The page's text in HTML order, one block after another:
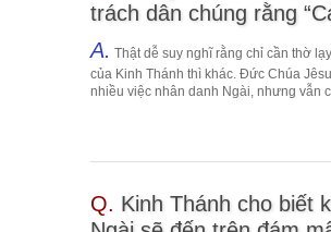
trách dân chúng rằng
A. Thật dễ suy nghĩ rằng chỉ cần thờ
của Kinh Thánh thì khác. Đức Chúa
nhiều việc nhân danh Ngài, nhưng vẫn
Q. Kinh Thánh cho biết